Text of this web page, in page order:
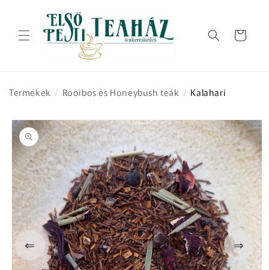
tartalomhoz
Kosár
Termékek / Rooibos és Honeybush teák / Kalahari
⇐
Kihagyás, és
ugrás a
termékadatokra
⇒